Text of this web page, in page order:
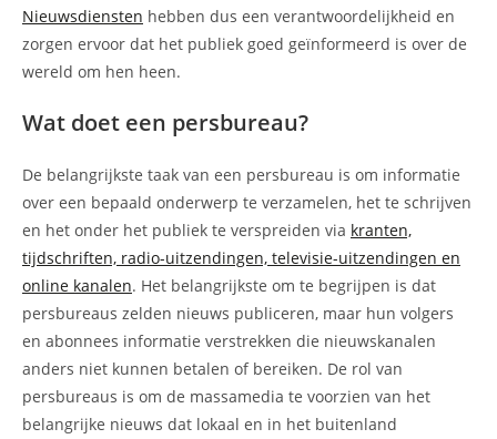
Nieuwsdiensten hebben dus een verantwoordelijkheid en
zorgen ervoor dat het publiek goed geïnformeerd is over de
wereld om hen heen.
Wat doet een persbureau?
De belangrijkste taak van een persbureau is om informatie
over een bepaald onderwerp te verzamelen, het te schrijven
en het onder het publiek te verspreiden via kranten,
tijdschriften, radio-uitzendingen, televisie-uitzendingen en
online kanalen. Het belangrijkste om te begrijpen is dat
persbureaus zelden nieuws publiceren, maar hun volgers
en abonnees informatie verstrekken die nieuwskanalen
anders niet kunnen betalen of bereiken. De rol van
persbureaus is om de massamedia te voorzien van het
belangrijke nieuws dat lokaal en in het buitenland